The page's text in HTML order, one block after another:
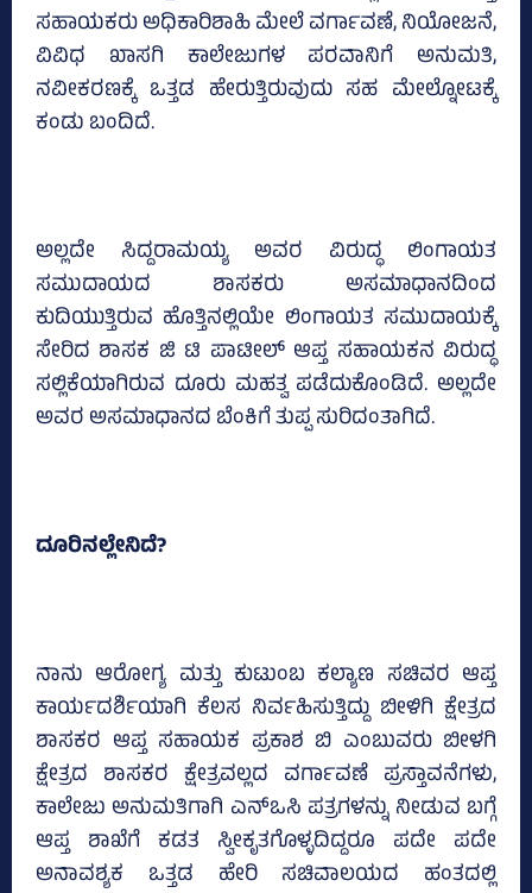
ಸಹಾಯಕರು ಅಧಿಕಾರಿಶಾಹಿ ಮೇಲೆ ವರ್ಗಾವಣೆ, ನಿಯೋಜನೆ,
ವಿವಿಧ ಖಾಸಗಿ ಕಾಲೇಜುಗಳ ಪರವಾನಿಗೆ ಅನುಮತಿ,
ನವೀಕರಣಕ್ಕೆ ಒತ್ತಡ ಹೇರುತ್ತಿರುವುದು ಸಹ ಮೇಲ್ನೋಟಕ್ಕೆ
ಕಂಡು ಬಂದಿದೆ.
ಅಲ್ಲದೇ ಸಿದ್ದರಾಮಯ್ಯ ಅವರ ವಿರುದ್ಧ ಲಿಂಗಾಯತ
ಸಮುದಾಯದ ಶಾಸಕರು ಅಸಮಾಧಾನದಿಂದ
ಕುದಿಯುತ್ತಿರುವ ಹೊತ್ತಿನಲ್ಲಿಯೇ ಲಿಂಗಾಯತ ಸಮುದಾಯಕ್ಕೆ
ಸೇರಿದ ಶಾಸಕ ಜಿ ಟಿ ಪಾಟೀಲ್‌ ಆಪ್ತ ಸಹಾಯಕನ ವಿರುದ್ಧ
ಸಲ್ಲಿಕೆಯಾಗಿರುವ ದೂರು ಮಹತ್ವ ಪಡೆದುಕೊಂಡಿದೆ. ಅಲ್ಲದೇ
ಅವರ ಅಸಮಾಧಾನದ ಬೆಂಕಿಗೆ ತುಪ್ಪ ಸುರಿದಂತಾಗಿದೆ.
ದೂರಿನಲ್ಲೇನಿದೆ?
ನಾನು ಆರೋಗ್ಯ ಮತ್ತು ಕುಟುಂಬ ಕಲ್ಯಾಣ ಸಚಿವರ ಆಪ್ತ
ಕಾರ್ಯದರ್ಶಿಯಾಗಿ ಕೆಲಸ ನಿರ್ವಹಿಸುತ್ತಿದ್ದು ಬೀಳಿಗಿ ಕ್ಷೇತ್ರದ
ಶಾಸಕರ ಆಪ್ತ ಸಹಾಯಕ ಪ್ರಕಾಶ ಬಿ ಎಂಬುವರು ಬೀಳಗಿ
ಕ್ಷೇತ್ರದ ಶಾಸಕರ ಕ್ಷೇತ್ರವಲ್ಲದ ವರ್ಗಾವಣೆ ಪ್ರಸ್ತಾವನೆಗಳು,
ಕಾಲೇಜು ಅನುಮತಿಗಾಗಿ ಎನ್‌ಒಸಿ ಪತ್ರಗಳನ್ನು ನೀಡುವ ಬಗ್ಗೆ
ಆಪ್ತ ಶಾಖೆಗೆ ಕಡತ ಸ್ವೀಕೃತಗೊಳ್ಳದಿದ್ದರೂ ಪದೇ ಪದೇ
ಅನಾವಶ್ಯಕ ಒತ್ತಡ ಹೇರಿ ಸಚಿವಾಲಯದ ಹಂತದಲ್ಲಿ